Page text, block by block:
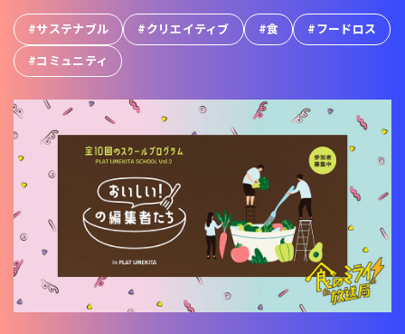
サステナブル クリエイティブ 食
フードロス
コミュニティ